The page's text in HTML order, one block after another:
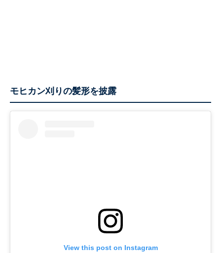
モヒカン刈りの髪形を披露
View this post on Instagram